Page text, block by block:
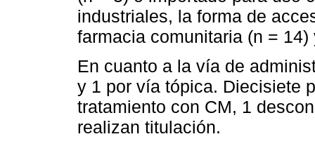
industriales, la forma de
farmacia comunitaria (n =
En cuanto a la vía de
y 1 por vía tópica. Diecisiete
tratamiento con CM, 1
realizan titulación.